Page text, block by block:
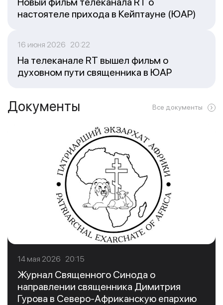
настоятеле прихода в Кейптауне (ЮАР)
16 июня 2026 20:22
На телеканале RT вышел фильм о
духовном пути священника в ЮАР
Документы Все документы
14 мая 2026 20:15
Журнал Священного Синода о
направлении священника Димитрия
Гурова в Северо-Африканскую епархию